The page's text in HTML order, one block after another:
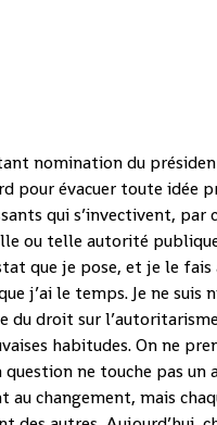
nomination du
pour évacuer toute idée
qui s’invectivent,
ou telle autorité
que je pose, et je le
j’ai le temps. Je ne
droit sur
habitudes. On ne
ne touche pas
au changement, mais